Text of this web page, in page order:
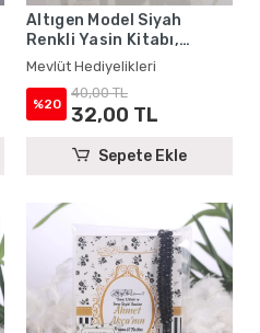
Altıgen Model Siyah
Renkli Yasin Kitabı,
Karton Çanta ve Tesbih -
Mevlüt Hediyelikleri
Mevlüt Hediyelikleri
%20
40,00 TL
32,00 TL
Sepete Ekle